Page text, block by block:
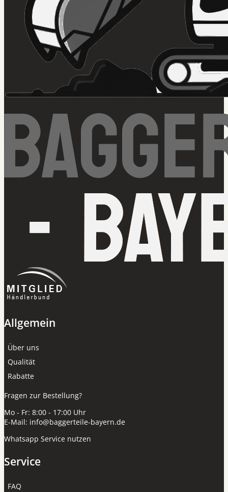
Allgemein
Über uns
Qualität
Rabatte
Fragen zur Bestellung?
Mo - Fr: 8:00 - 17:00 Uhr
E-Mail: info@baggerteile-bayern.de
Whatsapp Service nutzen
Service
FAQ